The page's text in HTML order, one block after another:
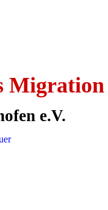
Migration
e.V.